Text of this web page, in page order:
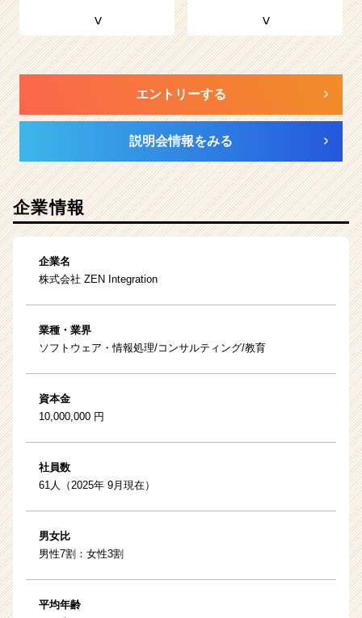
エントリーする
説明会情報をみる
企業情報
企業名
株式会社 ZEN Integration
業種・業界
ソフトウェア・情報処理/コンサルティング/教育
資本金
10,000,000 円
社員数
61人（2025年 9月現在）
男女比
男性7割：女性3割
平均年齢